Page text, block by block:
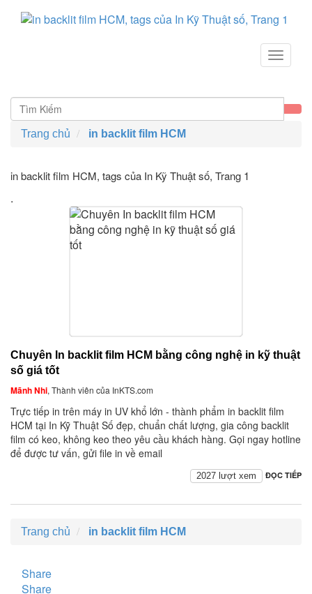
Toggle
Trang chủ in backlit film HCM
in backlit film HCM, tags của In Kỹ Thuật số, Trang 1
.
Chuyên In backlit film HCM bằng công nghệ in kỹ thuật
số giá tốt
Mãnh Nhi, Thành viên của InKTS.com
Trực tiếp in trên máy in UV khổ lớn - thành phẩm in backlit film
HCM tại In Kỹ Thuật Số đẹp, chuẩn chất lượng, gia công backlit
film có keo, không keo theo yêu cầu khách hàng. Gọi ngay hotline
để được tư vấn, gửi file in về email
ĐỌC TIẾP
2027 lượt xem
Trang chủ in backlit film HCM
Share
Share